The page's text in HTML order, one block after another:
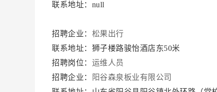
联系地址：null
招聘企业： 松果出行
联系地址：狮子楼路骏怡酒店东50米
招聘岗位： 运维人员
招聘企业：
阳谷森泉板业有限公司